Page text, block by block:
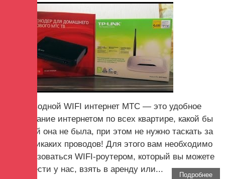
Беспроводной WIFI интернет МТС — это удобное
пользование интернетом по всех квартире, какой бы
большой она не была, при этом не нужно таскать за
собой никаких проводов! Для этого вам необходимо
воспользоваться WIFI-роутером, который вы можете
приобрести у нас, взять в аренду или...
Подробнее